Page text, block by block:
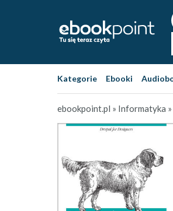
Kategorie Ebooki
ebookpoint.pl » Informatyka »